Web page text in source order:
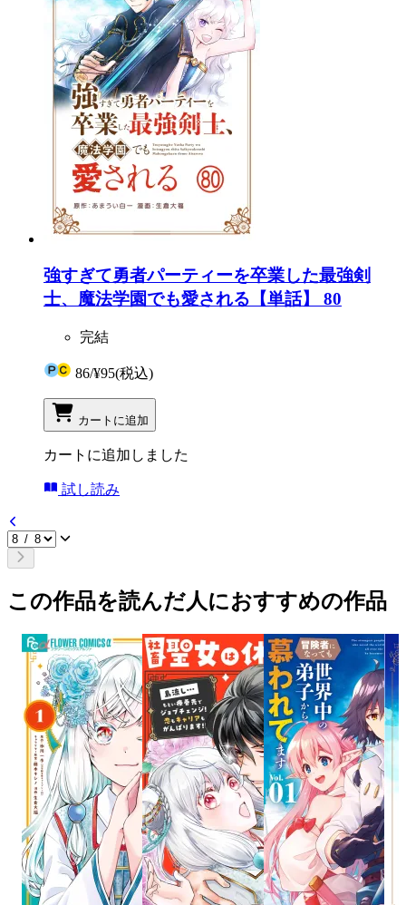
強すぎて勇者パーティーを卒業した最強剣
士、魔法学園でも愛される【単話】 80
完結
86/¥95(税込)
カートに追加
カートに追加しました
試し読み
この作品を読んだ人におすすめの作品